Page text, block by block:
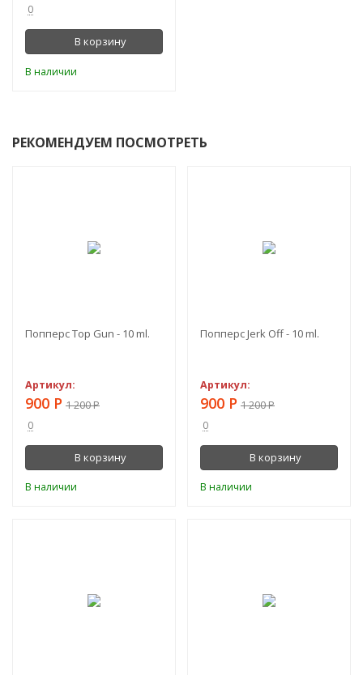
0
В корзину
В наличии
РЕКОМЕНДУЕМ ПОСМОТРЕТЬ
Попперс Top Gun - 10 ml.
Артикул:
900 Р 1 200Р
0
В корзину
В наличии
Попперс Jerk Off - 10 ml.
Артикул:
900 Р 1 200Р
0
В корзину
В наличии